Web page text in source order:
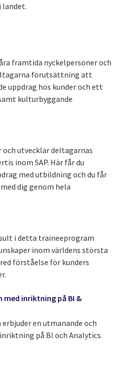
landet.
framtida nyckelpersoner och
förutsättning att
uppdrag hos kunder och ett
kulturbyggande
utvecklar deltagarnas
inom SAP. Här får du
med utbildning och du får
dig genom hela
i detta traineeprogram
inom världens största
förståelse för kunders
med inriktning på BI &
en utmanande och
på BI och Analytics.